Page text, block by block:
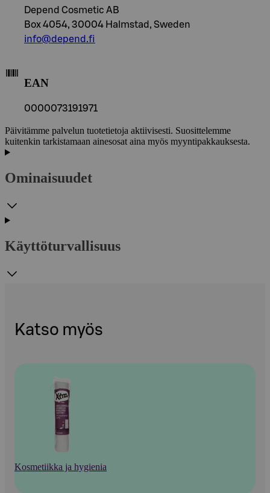
Depend Cosmetic AB
Box 4054, 30004 Halmstad, Sweden
info@depend.fi
EAN
0000073191971
Päivitämme palvelun tuotetietoja aktiivisesti. Suosittelemme
kuitenkin tarkistamaan ainesosat aina myös myyntipakkauksesta.
Ominaisuudet
Käyttöturvallisuus
Katso myös
Kosmetiikka ja hygienia